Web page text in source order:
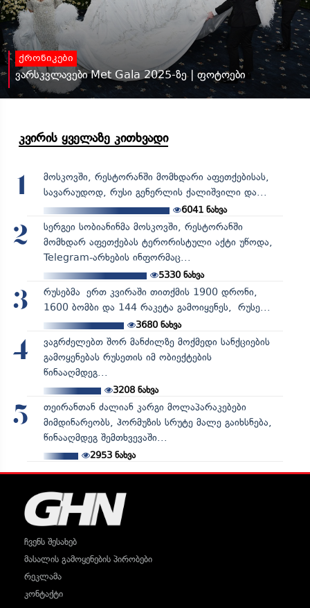
ქრონიკები
ვარსკვლავები Met Gala 2025-ზე | ფოტოები
კვირის ყველაზე კითხვადი
1
მოსკოვში, რესტორანში მომხდარი აფეთქებისას,
სავარაუდოდ, რუსი გენერლის ქალიშვილი და...
6041 ნახვა
2
სერგეი სობიანინმა მოსკოვში, რესტორანში
მომხდარ აფეთქებას ტერორისტული აქტი უწოდა,
Telegram-არხების ინფორმაც...
5330ნახვა
3
რუსებმა ერთ კვირაში თითქმის 1900 დრონი,
1600 ბომბი და 144 რაკეტა გამოიყენეს, რუსე...
3680ნახვა
4
ვაგრძელებთ შორ მანძილზე მოქმედი სანქციების
გამოყენებას რუსეთის იმ ობიექტების
წინააღმდეგ...
3208ნახვა
5
თეირანთან ძალიან კარგი მოლაპარაკებები
მიმდინარეობს, ჰორმუზის სრუტე მალე გაიხსნება,
წინააღმდეგ შემთხვევაში...
2953ნახვა
ჩვენს შესახებ
მასალის გამოყენების პირობები
რეკლამა
კონტაქტი